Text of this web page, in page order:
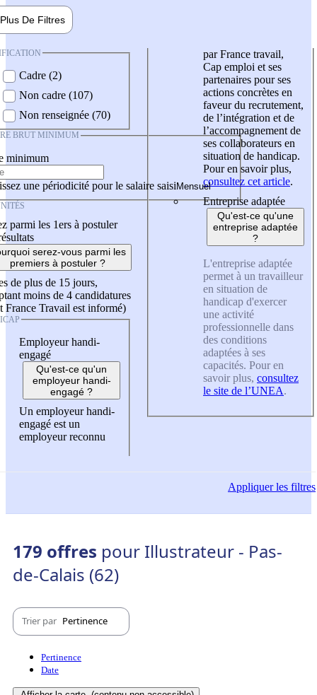
Plus De Filtres
Cadre (2)
Non cadre (107)
Non renseignée (70)
BRUT MINIMUM
minimum
une périodicité pour le salaire saisi
parmi les 1ers à postuler
serez-vous parmi les
premiers à postuler ?
de plus de 15 jours,
moins de 4 candidatures
France Travail est informé)
Employeur handi-
engagé
Qu'est-ce qu'un
employeur handi-
engagé ?
Un employeur handi-
engagé est un
employeur reconnu
par France travail,
Cap emploi et ses
partenaires pour ses
actions concrètes en
faveur du recrutement,
de l’intégration et de
l’accompagnement de
ses collaborateurs en
situation de handicap.
Pour en savoir plus,
consultez cet article.
Entreprise adaptée
Qu'est-ce qu'une
entreprise adaptée
?
L'entreprise adaptée
permet à un travailleur
en situation de
handicap d'exercer
une activité
professionnelle dans
des conditions
adaptées à ses
capacités. Pour en
savoir plus, consultez
le site de l’UNEA.
Appliquerles filtres
179 offres pour Illustrateur - Pas-
de-Calais (62)
Trier par Pertinence
Pertinence
Date